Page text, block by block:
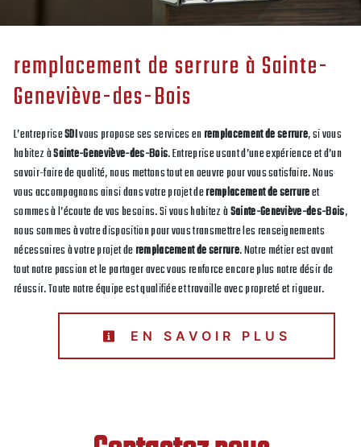
remplacement de serrure à Sainte-
Geneviève-des-Bois
L’entrepriseSDIvous propose ses services enremplacement de serrure, si vous
habitez àSainte-Geneviève-des-Bois. Entreprise usant d’une expérience et d’un
savoir-faire de qualité, nous mettons tout en oeuvre pour vous satisfaire. Nous
vous accompagnons ainsi dans votre projet deremplacement de serrureet
sommes à l’écoute de vos besoins. Si vous habitez àSainte-Geneviève-des-Bois,
nous sommes à votre disposition pour vous transmettre les renseignements
nécessaires à votre projet deremplacement de serrure. Notre métier est avant
tout notre passion et le partager avec vous renforce encore plus notre désir de
réussir. Toute notre équipe est qualifiée et travaille avec propreté et rigueur.
EN SAVOIR PLUS